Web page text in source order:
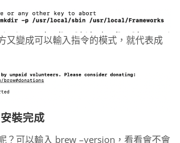
又變成可以輸入指令的模式，就代表成
裝完成
？可以輸入 brew –version，看看會不會